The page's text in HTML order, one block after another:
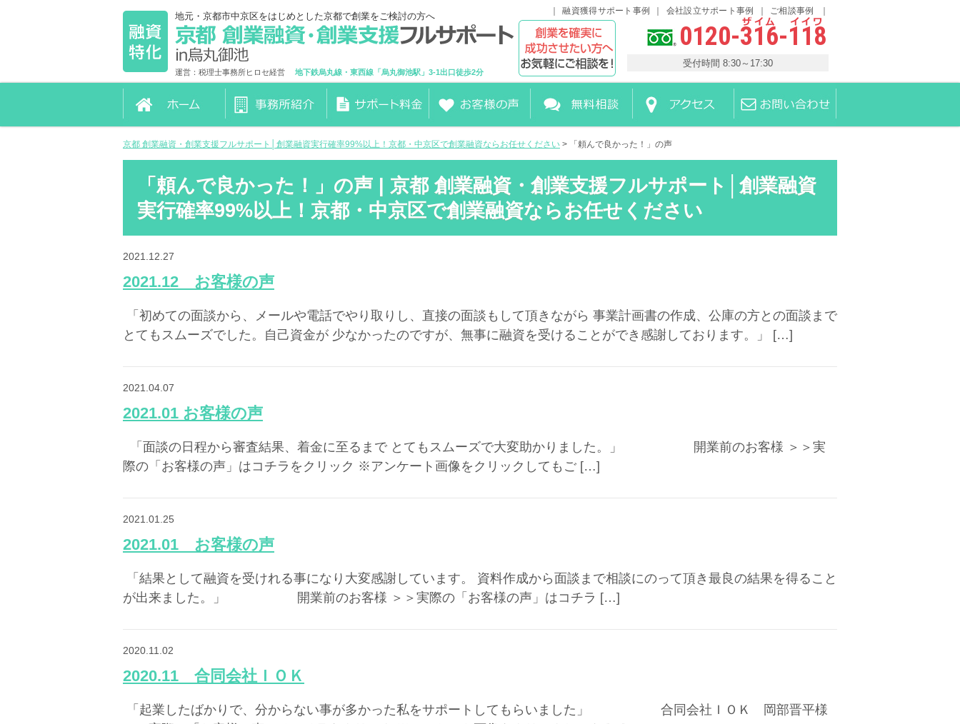
地元・京都市中京区をはじめとした京都で創業をご検討の方へ
運営：税理士事務所ヒロセ経営 地下鉄烏丸線・東西線「烏丸御池駅」3-1出口徒歩2分
融資獲得サポート事例 会社設立サポート事例 ご相談事例
0120-316-118
受付時間 8:30～17:30
京都 創業融資・創業支援フルサポート│創業融資実行確率99%以上！京都・中京区で創業融資ならお任せください > 「頼んで良かった！」の声
「頼んで良かった！」の声 | 京都 創業融資・創業支援フルサポート│創業融資
実行確率99%以上！京都・中京区で創業融資ならお任せください
2021.12.27
2021.12 お客様の声
​ 「初めての面談から、メールや電話でやり取りし、直接の面談もして頂きながら 事業計画書の作成、公庫の方との面談まで
とてもスムーズでした。自己資金が 少なかったのですが、無事に融資を受けることができ感謝しております。」 […]
2021.04.07
2021.01 お客様の声
​ ​ 「面談の日程から審査結果、着金に至るまで とてもスムーズで大変助かりました。」 開業前のお客様 ＞＞実
際の「お客様の声」はコチラをクリック ※アンケート画像をクリックしてもご […]
2021.01.25
2021.01 お客様の声
​ 「結果として融資を受けれる事になり大変感謝しています。 資料作成から面談まで相談にのって頂き最良の結果を得ること
が出来ました。」 開業前のお客様 ＞＞実際の「お客様の声」はコチラ […]
2020.11.02
2020.11 合同会社ＩＯＫ
​ 「起業したばかりで、分からない事が多かった私をサポートしてもらいました」 合同会社ＩＯＫ 岡部晋平様